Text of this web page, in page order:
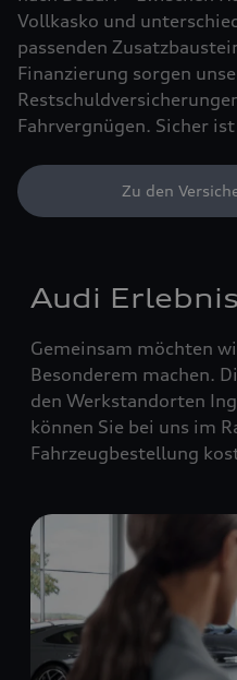
Vollkasko und
passenden
Finanzierung sorgen
Fahrvergnügen. Sicher
Zu den
Audi
Gemeinsam möchten
Besonderem machen.
den Werkstandorten
können Sie bei uns im
Fahrzeugbestellung